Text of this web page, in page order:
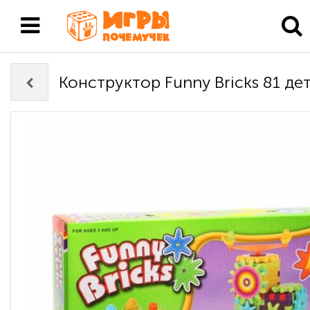
Конструктор Funny Bricks 81